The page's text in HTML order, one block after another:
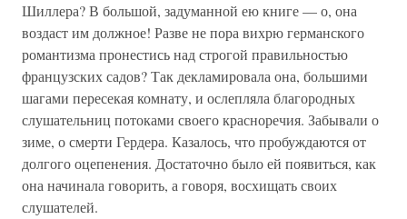
Шиллера? В большой, задуманной ею книге — о, она
воздаст им должное! Разве не пора вихрю германского
романтизма пронестись над строгой правильностью
французских садов? Так декламировала она, большими
шагами пересекая комнату, и ослепляла благородных
слушательниц потоками своего красноречия. Забывали о
зиме, о смерти Гердера. Казалось, что пробуждаются от
долгого оцепенения. Достаточно было ей появиться, как
она начинала говорить, а говоря, восхищать своих
слушателей.